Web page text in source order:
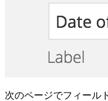
次のページでフィール